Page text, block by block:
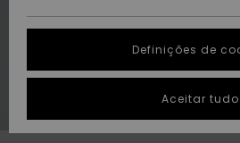
Coleções
Highlights
Guia de
tamanhos
conversa para
obteres a
resposta mais
PRESENTE
Definições de
Aceitar tudo